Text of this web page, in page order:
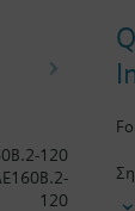
120
120